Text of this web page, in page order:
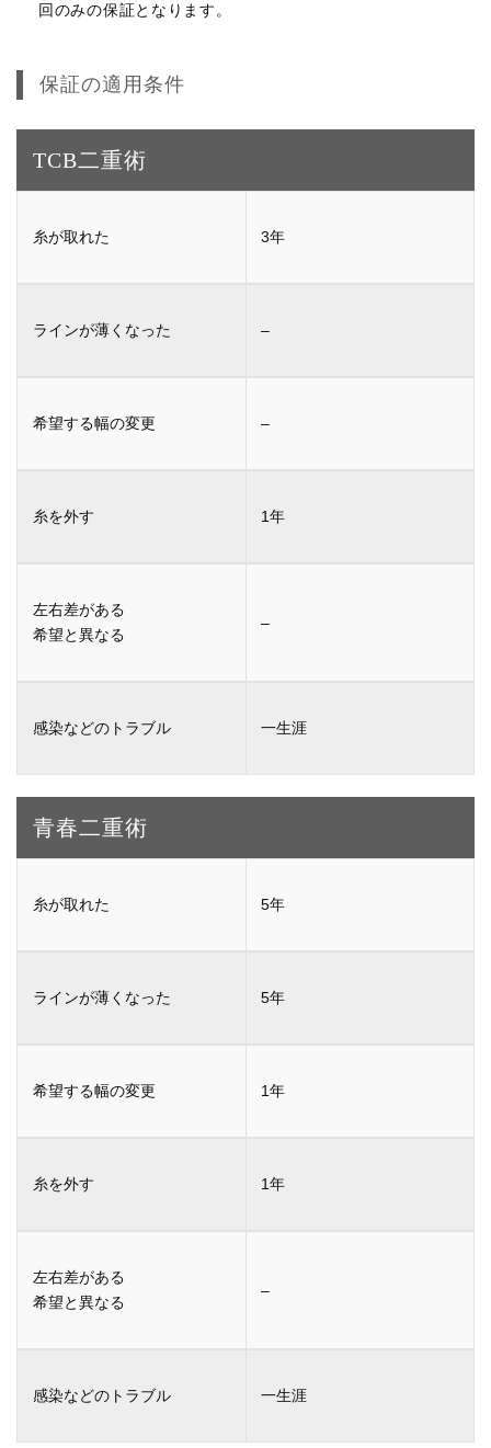
回のみの保証となります。
保証の適用条件
TCB二重術
3年
–
–
1年
–
一生涯
青春二重術
5年
5年
1年
1年
–
一生涯